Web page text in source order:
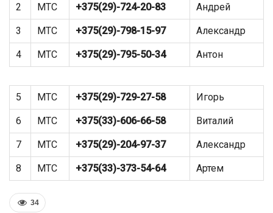
2 МТС +375(29)-724-20-83 Андрей
3 МТС +375(29)-798-15-97 Александр
4 МТС +375(29)-795-50-34 Антон
5 МТС +375(29)-729-27-58 Игорь
6 МТС +375(33)-606-66-58 Виталий
7 МТС +375(29)-204-97-37 Александр
8 МТС +375(33)-373-54-64 Артем
34